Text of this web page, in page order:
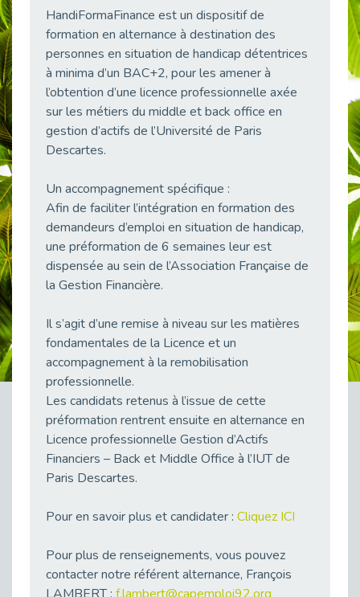
« Confiance en soi et acceptation du handicap » : un levier puissant vers l’emploi
Handicap et emploi : une matinée pour briser les tabous
Publié le 21/05/2026
L’alternance : un levier stratégique pour recruter et inclure durablement
Publié le 18/05/2026
CAP EMPLOI 92 : L’inclusion portée à son sommet, bien au-delà des quotas
Publié le 12/05/2026
38 vidéos pour comprendre et agir durablement
Publié le 04/05/2026
Témoignage : Le parcours de Marc, 44 ans
Publié le 30/04/2026
L’Aménagement Raisonnable : Un Levier pour l’Équité
Publié le 29/04/2026
Optimiser son CV lorsqu’on est en situation de handicap
Publié le 29/04/2026
Mobilisation pour l’alternance et le handicap
Publié le 24/04/2026
HandiFormaFinance est un dispositif de
formation en alternance à destination des
personnes en situation de handicap détentrices
à minima d’un BAC+2, pour les amener à
l’obtention d’une licence professionnelle axée
sur les métiers du middle et back office en
gestion d’actifs de l’Université de Paris
Descartes.
Un accompagnement spécifique :
Afin de faciliter l’intégration en formation des
demandeurs d’emploi en situation de handicap,
une préformation de 6 semaines leur est
dispensée au sein de l’Association Française de
la Gestion Financière.
Il s’agit d’une remise à niveau sur les matières
fondamentales de la Licence et un
accompagnement à la remobilisation
professionnelle.
Les candidats retenus à l’issue de cette
préformation rentrent ensuite en alternance en
Licence professionnelle Gestion d’Actifs
Financiers – Back et Middle Office à l’IUT de
Paris Descartes.
Pour en savoir plus et candidater : Cliquez ICI
Pour plus de renseignements, vous pouvez
contacter notre référent alternance, François